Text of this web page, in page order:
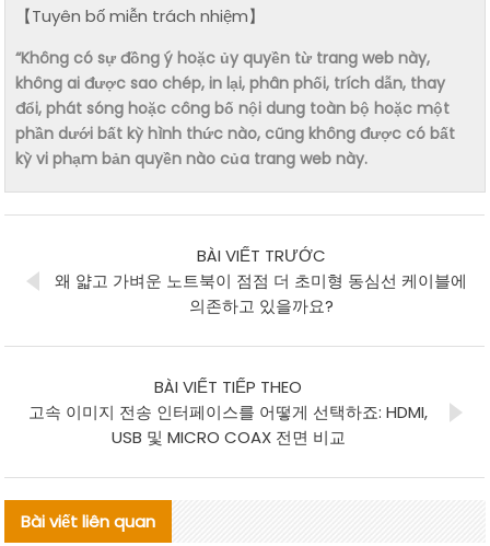
【Tuyên bố miễn trách nhiệm】
“Không có sự đồng ý hoặc ủy quyền từ trang web này,
không ai được sao chép, in lại, phân phối, trích dẫn, thay
đổi, phát sóng hoặc công bố nội dung toàn bộ hoặc một
phần dưới bất kỳ hình thức nào, cũng không được có bất
kỳ vi phạm bản quyền nào của trang web này.
BÀI VIẾT TRƯỚC
왜 얇고 가벼운 노트북이 점점 더 초미형 동심선 케이블에
의존하고 있을까요?
BÀI VIẾT TIẾP THEO
고속 이미지 전송 인터페이스를 어떻게 선택하죠: HDMI,
USB 및 MICRO COAX 전면 비교
Bài viết liên quan